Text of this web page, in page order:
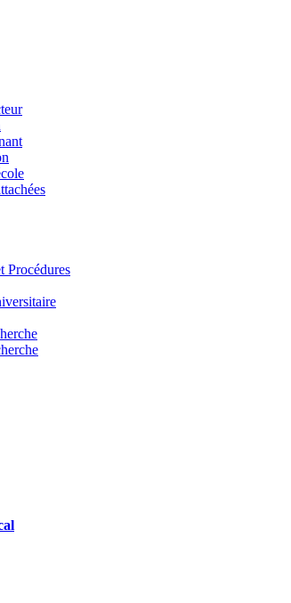
Procédures